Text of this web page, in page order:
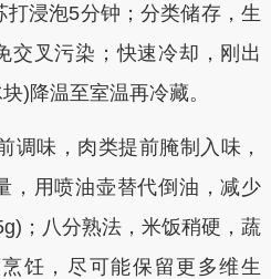
浸泡5分钟；分类储存，生
交叉污染；快速冷却，刚出
)降温至室温再冷藏。
味，肉类提前腌制入味，
，用喷油壶替代倒油，减少
；八分熟法，米饭稍硬，蔬
饪，尽可能保留更多维生